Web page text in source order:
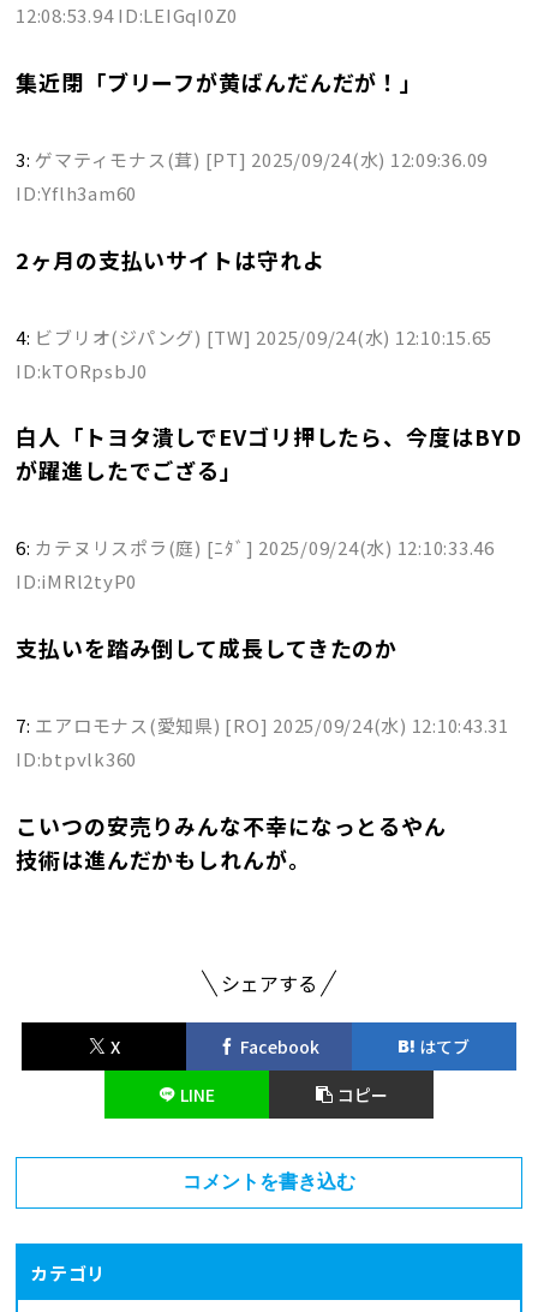
12:08:53.94 ID:LEIGqI0Z0
集近閉「ブリーフが黄ばんだんだが！」
3: ゲマティモナス(茸) [PT] 2025/09/24(水) 12:09:36.09
ID:Yflh3am60
2ヶ月の支払いサイトは守れよ
4: ビブリオ(ジパング) [TW] 2025/09/24(水) 12:10:15.65
ID:kTORpsbJ0
白人「トヨタ潰しでEVゴリ押したら、今度はBYD
が躍進したでござる」
6: カテヌリスポラ(庭) [ﾆﾀﾞ] 2025/09/24(水) 12:10:33.46
ID:iMRl2tyP0
支払いを踏み倒して成長してきたのか
7: エアロモナス(愛知県) [RO] 2025/09/24(水) 12:10:43.31
ID:btpvlk360
こいつの安売りみんな不幸になっとるやん
技術は進んだかもしれんが。
シェアする
X Facebook
はてブ
LINE
コピー
コメントを書き込む
カテゴリ